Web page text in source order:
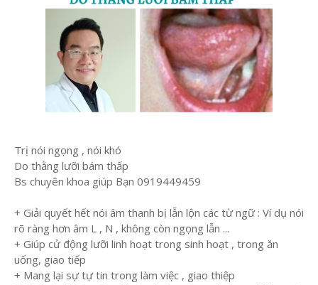
Trị nói ngọng , nói khó
Do thằng lưỡi bám thấp
Bs chuyên khoa giúp Bạn 0919449459
+ Giải quyết hết nói âm thanh bị lẫn lộn các từ ngữ : Ví dụ nói
rõ ràng hơn âm L , N , không còn ngọng lẫn ...
+ Giúp cử động lưỡi linh hoạt trong sinh hoạt , trong ăn
uống, giao tiếp
+ Mang lại sự tự tin trong làm việc , giao thiệp